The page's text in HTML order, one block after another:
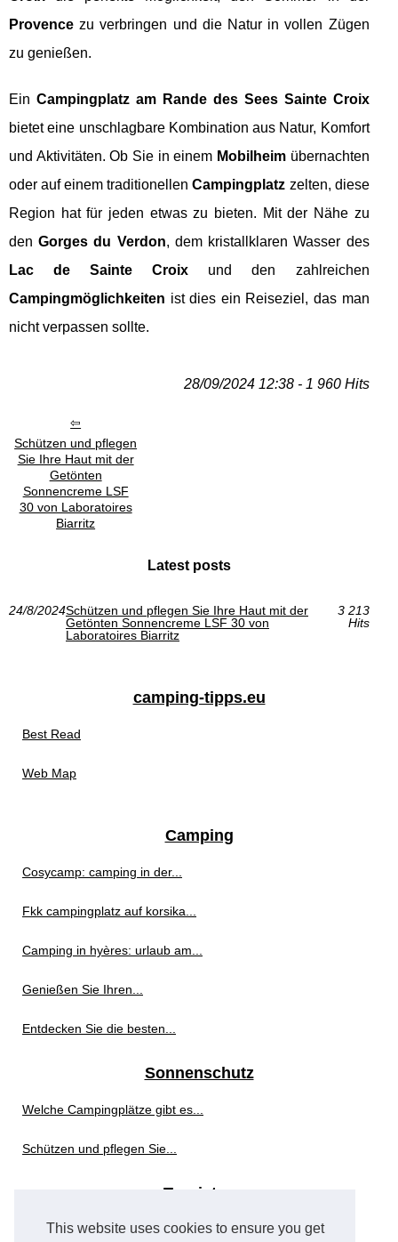
This website uses cookies to ensure you get
Provence zu verbringen und die Natur in vollen Zügen
zu genießen.
Ein Campingplatz am Rande des Sees Sainte Croix
bietet eine unschlagbare Kombination aus Natur, Komfort
und Aktivitäten. Ob Sie in einem Mobilheimübernachten
oder auf einem traditionellenCampingplatz zelten, diese
Region hat für jeden etwas zu bieten. Mit der Nähe zu
denGorges du Verdon, dem kristallklaren Wasser des
Lac de Sainte Croix und den zahlreichen
Campingmöglichkeiten ist dies ein Reiseziel, das man
nicht verpassen sollte.
28/09/2024 12:38 - 1 960 Hits
Schützen und pflegen
Sie Ihre Haut mit der
Getönten
Sonnencreme LSF
30 von Laboratoires
Biarritz
Latest posts
24/8/2024Schützen und pflegen Sie Ihre Haut mit der
Getönten Sonnencreme LSF 30 von
Laboratoires Biarritz
3 213
Hits
camping-tipps.eu
Best Read
Web Map
Camping
Cosycamp: camping in der...
Fkk campingplatz auf korsika...
Camping in hyères: urlaub am...
Genießen Sie Ihren...
Entdecken Sie die besten...
Sonnenschutz
Welche Campingplätze gibt es...
Schützen und pflegen Sie...
Touristen
Luxuscamping in...